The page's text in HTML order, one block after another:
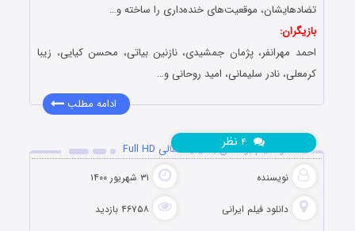
تضادهایشان، موقعیت‌های خنده‌داری را ساخته و…
بازیگران:
احمد مهرانفر، پژمان جمشیدی، نازنین بیاتی، محسن کیایی، زیبا
کرمعلی، نادر سلیمانی، امید روحانی و…
ادامه مطلب
دانلود فیلم بوتاکس با کیفیت عالی Full HD
نویسنده ۳۱ شهریور ۱۴۰۰
دانلود فیلم‌ ایرانی ۴۶۷۵۸ بازدید
نظر